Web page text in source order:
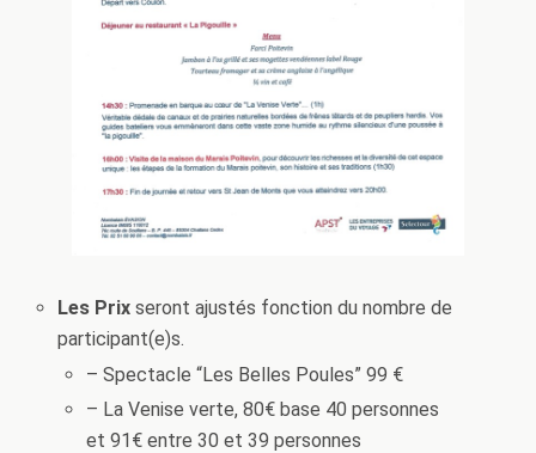
Les Prix seront ajustés fonction du nombre de
participant(e)s.
– Spectacle “Les Belles Poules” 99 €
– La Venise verte, 80€ base 40 personnes
et 91€ entre 30 et 39 personnes